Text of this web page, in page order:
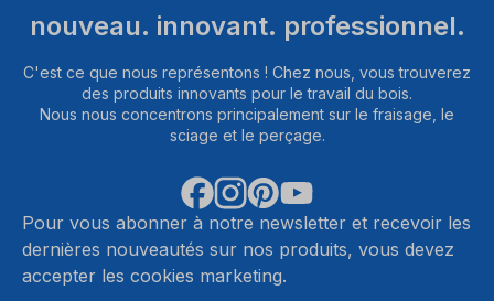
nouveau. innovant. professionnel.
C'est ce que nous représentons ! Chez nous, vous trouverez
des produits innovants pour le travail du bois.
Nous nous concentrons principalement sur le fraisage, le
sciage et le perçage.
Pour vous abonner à notre newsletter et recevoir les
dernières nouveautés sur nos produits, vous devez
accepter les cookies marketing.